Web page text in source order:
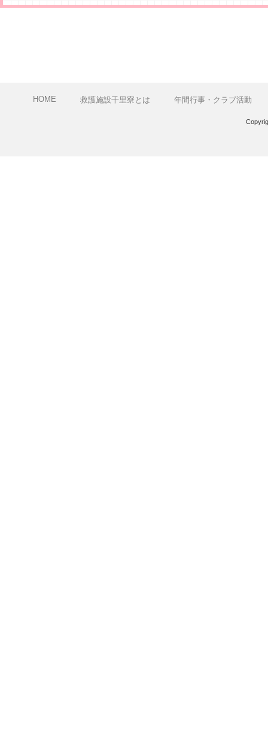
HOME 救護施設千里寮とは 年間行事・クラブ活動